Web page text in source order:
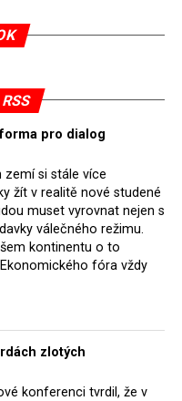
na žádost
uzavření dohody
příčin sporu o
Celkem si
fondů odečíst
45 milionů eur
– ale jak důl,
Už tehdy zástupci
koalice, jako
(PO) Rafał
vláda měla
pro dialog
zemí si stále více
žít v realitě nové studené
muset vyrovnat nejen s
válečného režimu.
kontinentu o to
fóra vždy
zlotých
konferenci tvrdil, že v